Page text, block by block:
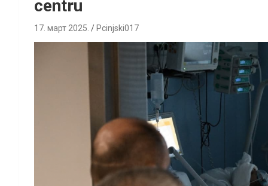
centru
17. март 2025. Pcinjski017